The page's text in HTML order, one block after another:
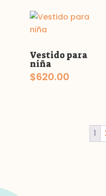
Vestido para
niña
$620.00
1